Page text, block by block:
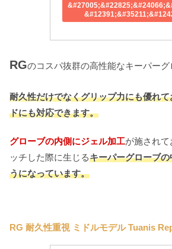
RGのコスパ抜群の高性能なキーパーグ
耐久性だけでなくグリップ力にも優れて
ドにも対応できます。
グローブの内側にジェル加工が施され
ッチした際に生じるキーパーグローブ
うになっています。
RG 耐久性重視 ミドルモデル Tuanis